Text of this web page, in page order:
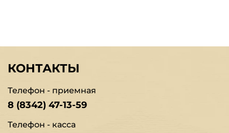
КОНТАКТЫ
Телефон - приемная
8 (8342) 47-13-59
Телефон - касса